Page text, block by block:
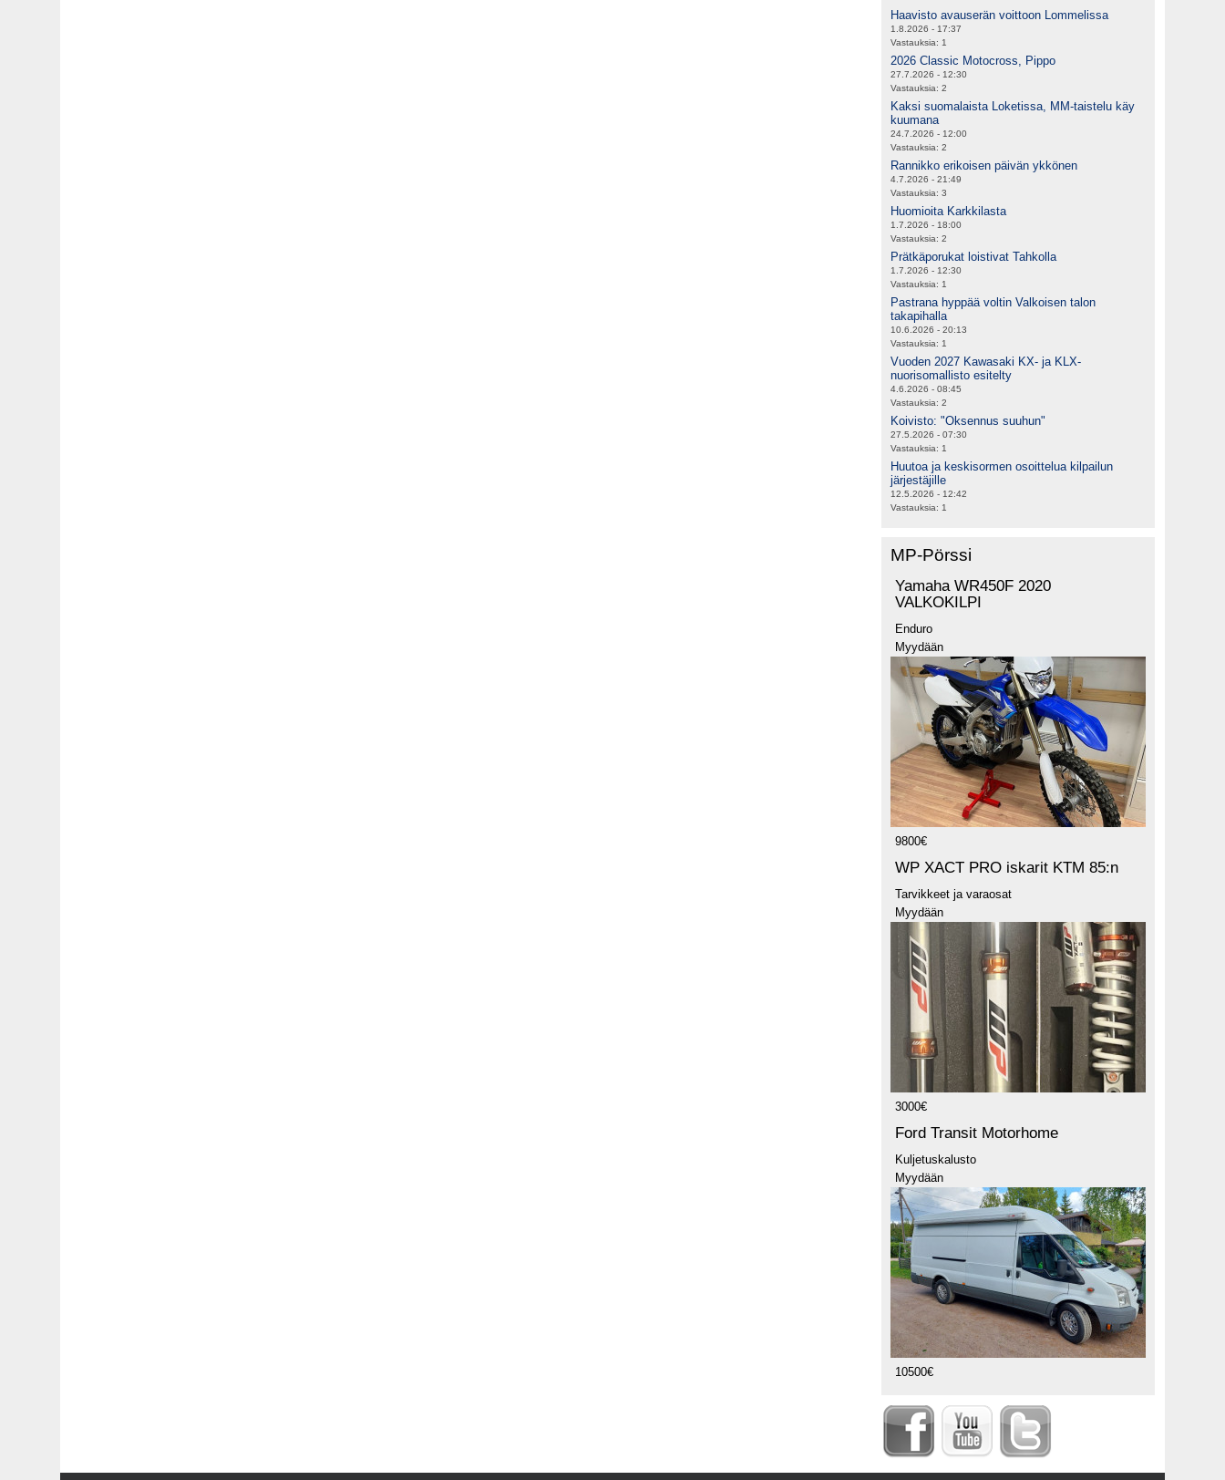
Haavisto avauserän voittoon Lommelissa
1.8.2026 - 17:37
Vastauksia: 1
2026 Classic Motocross, Pippo
27.7.2026 - 12:30
Vastauksia: 2
Kaksi suomalaista Loketissa, MM-taistelu käy
kuumana
24.7.2026 - 12:00
Vastauksia: 2
Rannikko erikoisen päivän ykkönen
4.7.2026 - 21:49
Vastauksia: 3
Huomioita Karkkilasta
1.7.2026 - 18:00
Vastauksia: 2
Prätkäporukat loistivat Tahkolla
1.7.2026 - 12:30
Vastauksia: 1
Pastrana hyppää voltin Valkoisen talon
takapihalla
10.6.2026 - 20:13
Vastauksia: 1
Vuoden 2027 Kawasaki KX- ja KLX-
nuorisomallisto esitelty
4.6.2026 - 08:45
Vastauksia: 2
Koivisto: "Oksennus suuhun"
27.5.2026 - 07:30
Vastauksia: 1
Huutoa ja keskisormen osoittelua kilpailun
järjestäjille
12.5.2026 - 12:42
Vastauksia: 1
MP-Pörssi
Yamaha WR450F 2020
VALKOKILPI
Enduro
Myydään
9800€
WP XACT PRO iskarit KTM 85:n
Tarvikkeet ja varaosat
Myydään
3000€
Ford Transit Motorhome
Kuljetuskalusto
Myydään
10500€